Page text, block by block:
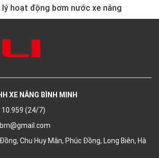
lý hoạt động bơm nước xe nâng
XE NÂNG BÌNH MINH
(24/7)
Chu Huy Mân, Phúc Đồng, Long Biên, Hà